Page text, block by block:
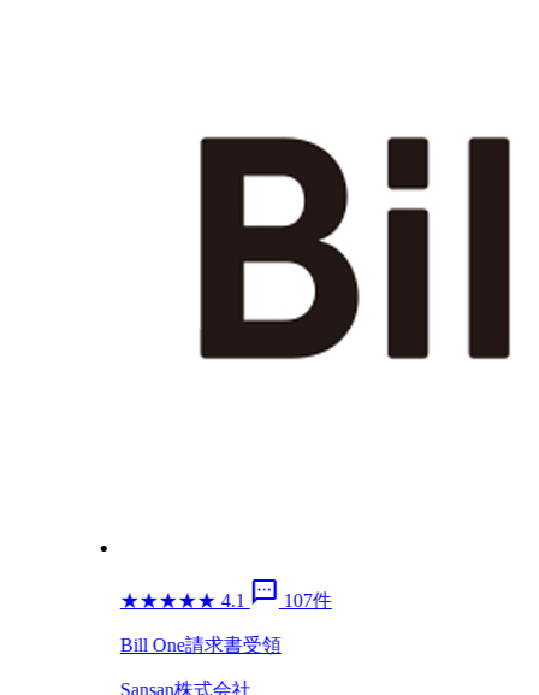
★★★★★ 4.1 sms 107件
Bill One請求書受領
Sansan株式会社